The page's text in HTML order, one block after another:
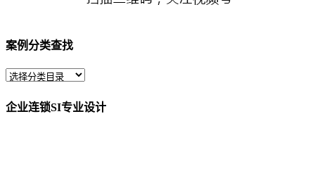
案例分类查找
企业连锁SI专业设计